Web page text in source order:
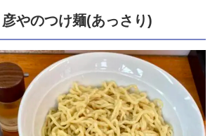
やのつけ麺(あっさり)